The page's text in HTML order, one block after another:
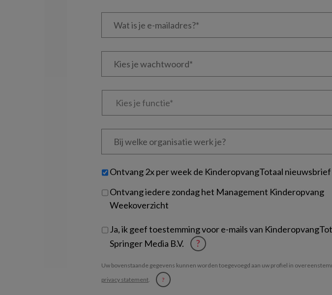
Wat
Kies
Kies
Bij
welke
je?
Untitled
Ontvang 2x per week de KinderopvangTotaal nieuwsbrief
Ontvang iedere zondag het Management Kinderopvang
Weekoverzicht
Ja, ik geef toestemming voor e-mails van
Springer Media B.V.
?
Uw bovenstaande gegevens kunnen worden toegevoegd aan uw profiel in
privacy statement. ?